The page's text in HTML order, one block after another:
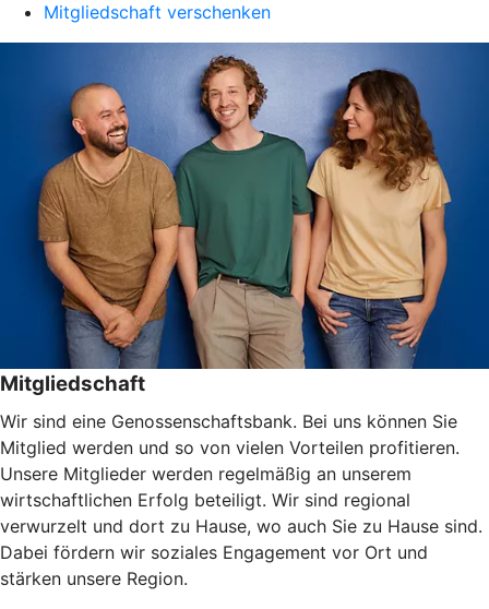
Mitgliedschaft verschenken
Mitgliedschaft
Wir sind eine Genossenschaftsbank. Bei uns können Sie
Mitglied werden und so von vielen Vorteilen profitieren.
Unsere Mitglieder werden regelmäßig an unserem
wirtschaftlichen Erfolg beteiligt. Wir sind regional
verwurzelt und dort zu Hause, wo auch Sie zu Hause sind.
Dabei fördern wir soziales Engagement vor Ort und
stärken unsere Region.